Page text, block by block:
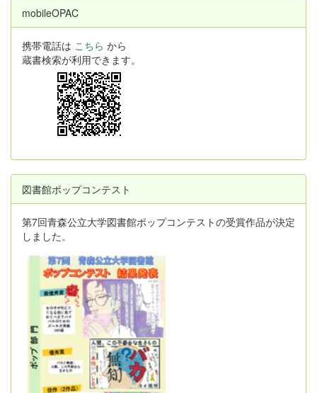
mobileOPAC
携帯電話は こちら から
蔵書検索が利用できます。
図書館ポップコンテスト
第7回青森公立大学図書館ポップコンテストの受賞作品が決定
しました。